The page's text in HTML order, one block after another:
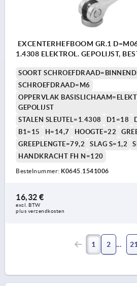
EXCENTERHEFBOOM GR.1
1.4308 ELEKTROL. GEPOLIJST,
SOORT
SCHROEFDRAAD=M6
OPPERVLAK
GEPOLIJST
STALEN SLEUTEL=1.4308
D1=18
B1=15
H=14,7 HOOGTE=22
GREEPLENGTE=79,2
SLAG S=1,2
HANDKRACHT FH N=120
Bestelnummer: K0645.1541006
16,32 €
excl. BTW
plus verzendkosten
1 2 21